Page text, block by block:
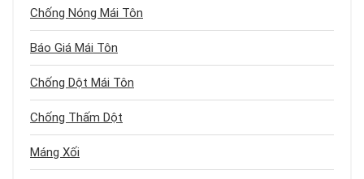
Chống Nóng Mái Tôn
Báo Giá Mái Tôn
Chống Dột Mái Tôn
Chống Thấm Dột
Máng Xối